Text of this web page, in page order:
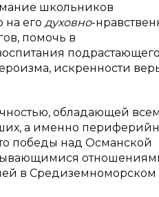
школьников
на его духовно-
помочь в
подрастающего
искренности
обладающей
а именно
победы над Османской
в Средиземноморском